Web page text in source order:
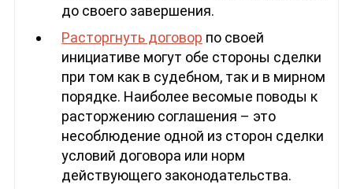
до своего завершения.
Расторгнуть договор по своей
инициативе могут обе стороны сделки
при том как в судебном, так и в мирном
порядке. Наиболее весомые поводы к
расторжению соглашения – это
несоблюдение одной из сторон сделки
условий договора или норм
действующего законодательства.